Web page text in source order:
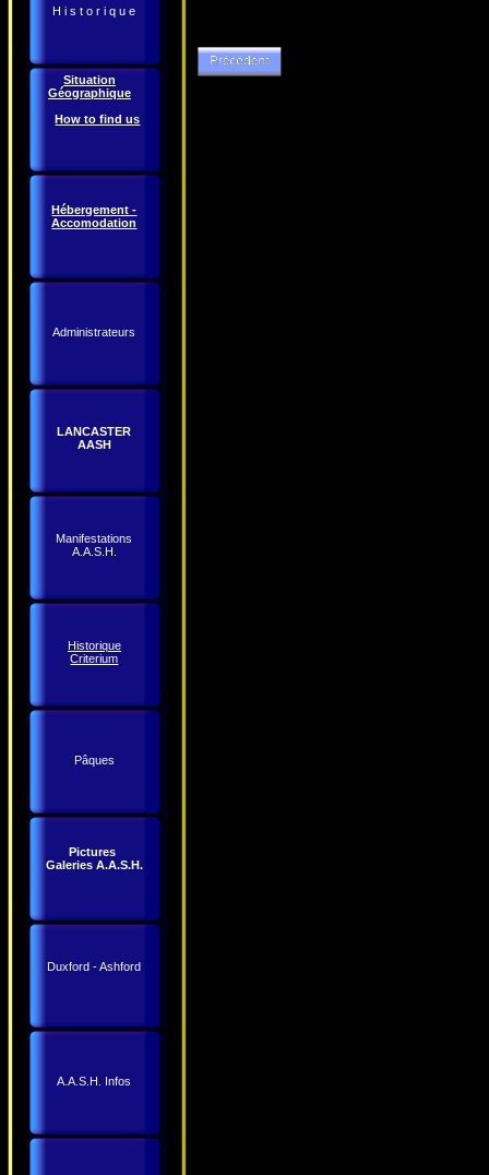
H i s t o r i q u e
Situation
Géographique
How to find us
Hébergement -
Accomodation
Administrateurs
LANCASTER
AASH
Manifestations
A.A.S.H.
Historique
Criterium
Pâques
Pictures
Galeries A.A.S.H.
Duxford - Ashford
A.A.S.H. Infos